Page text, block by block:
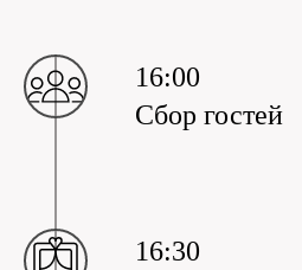
16:00
Сбор гостей
16:30